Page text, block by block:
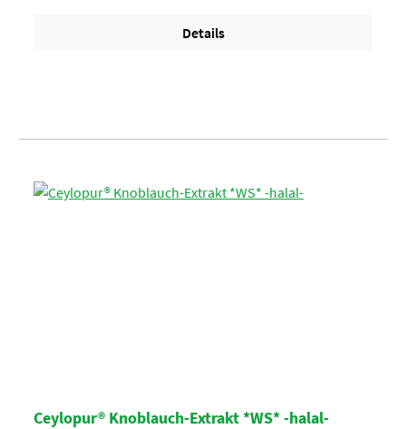
Details
Ceylopur® Knoblauch-Extrakt *WS* -halal-